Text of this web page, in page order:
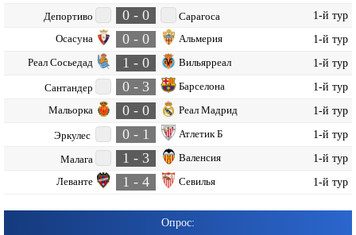
Депортиво 0 - 0 Сарагоса 1-й тур
Осасуна 0 - 0 Альмерия 1-й тур
Реал Сосьедад 1 - 0 Вильярреал 1-й тур
Сантандер 0 - 3 Барселона 1-й тур
Мальорка 0 - 0 Реал Мадрид 1-й тур
Эркулес 0 - 1 Атлетик Б 1-й тур
Малага 1 - 3 Валенсия 1-й тур
Леванте 1 - 4 Севилья 1-й тур
Опрос: